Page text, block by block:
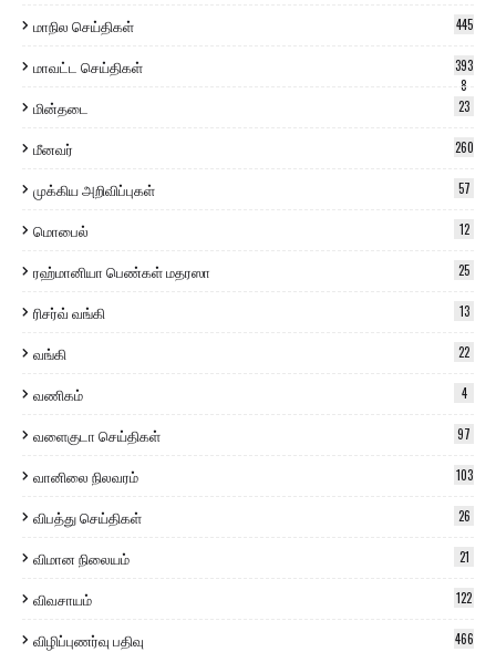
மாநில செய்திகள் 445
மாவட்ட செய்திகள்
393
8
மின்தடை 23
மீனவர் 260
முக்கிய அறிவிப்புகள் 57
மொபைல் 12
ரஹ்மானியா பெண்கள் மதரஸா 25
ரிசர்வ் வங்கி 13
வங்கி 22
வணிகம் 4
வளைகுடா செய்திகள் 97
வானிலை நிலவரம் 103
விபத்து செய்திகள் 26
விமான நிலையம் 21
விவசாயம் 122
விழிப்புணர்வு பதிவு 466